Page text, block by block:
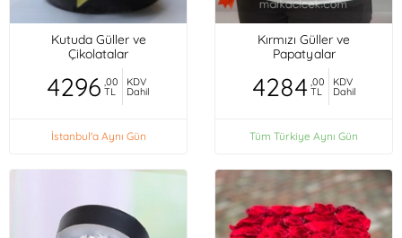
Kutuda Güller ve
Çikolatalar
4296 ,00
TL
KDV
Dahil
İstanbul'a Aynı Gün
Kırmızı Güller ve
Papatyalar
4284 ,00
TL
KDV
Dahil
Tüm Türkiye Aynı Gün